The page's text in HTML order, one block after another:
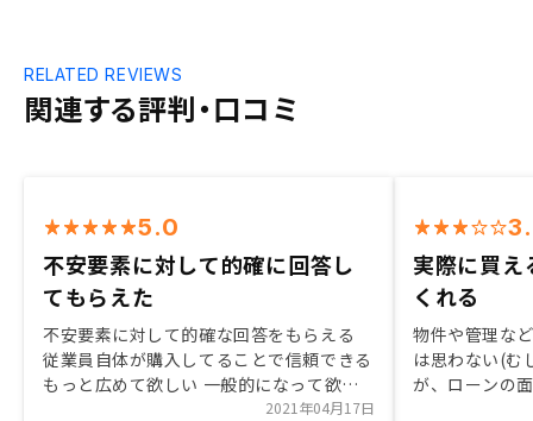
関連する評判・口コミ
RELATED REVIEWS
5.0
不安要素に対して的確に回答し
てもらえた
不安要素に対して的確な回答をもらえる
従業員自体が購入してることで信頼できる
もっと広めて欲しい 一般的になって欲し
2021年04月17日
実際に買え
くれる
物件や管理な
は思わない(む
が、ローンの